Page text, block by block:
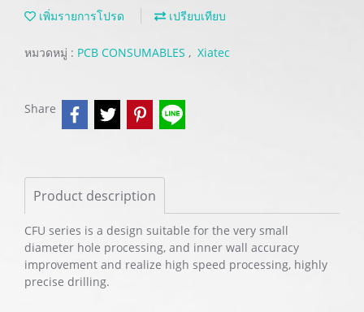
เพิ่มรายการโปรด เปรียบเทียบ
หมวดหมู่ : PCB CONSUMABLES , Xiatec
Share
Product description
CFU series is a design suitable for the very small
diameter hole processing, and inner wall accuracy
improvement and realize high speed processing, highly
precise drilling.